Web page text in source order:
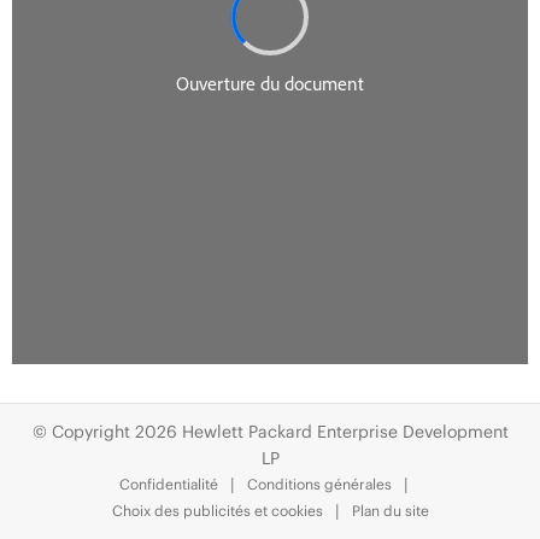
© Copyright 2026 Hewlett Packard Enterprise Development
LP
Confidentialité
Conditions générales
Choix des publicités et cookies
Plan du site